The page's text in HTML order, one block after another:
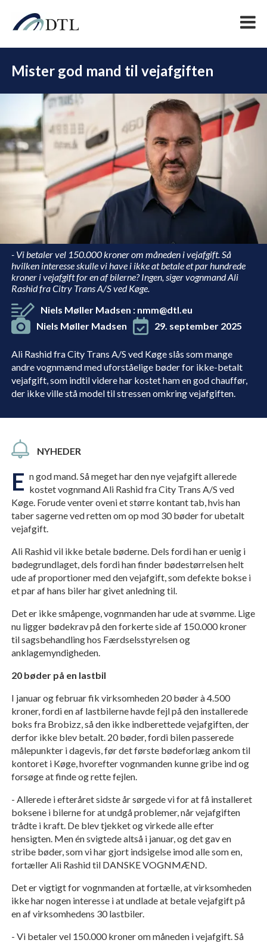
DEL
NYHEDER
Mister god mand til vejafgiften
Ali Rashid fra City Trans A/S ved Køge slås som mange
andre vognmænd med uforståelige bøder for ikke-betalt
vejafgift, som indtil videre har kostet ham en god chauffør,
der ikke ville stå model til stressen omkring vejafgiften.
- Vi betaler vel 150.000 kroner om måneden i vejafgift. Så
hvilken interesse skulle vi have i ikke at betale et par hundrede
kroner i vejafgift for en af bilerne? Ingen, siger vognmand Ali
Rashid fra Citry Trans A/S ved Køge.
Niels Møller Madsen : nmm@dtl.eu
Niels Møller Madsen
29. september 2025
E n god mand. Så meget har den nye vejafgift allerede
kostet vognmand Ali Rashid fra City Trans A/S ved
Køge. Forude venter oveni et større kontant tab, hvis han
taber sagerne ved retten om op mod 30 bøder for ubetalt
vejafgift.
Ali Rashid vil ikke betale bøderne. Dels fordi han er uenig i
bødegrundlaget, dels fordi han finder bødestørrelsen helt
ude af proportioner med den vejafgift, som defekte bokse i
et par af hans biler har givet anledning til.
Det er ikke småpenge, vognmanden har ude at svømme. Lige
nu ligger bødekrav på den forkerte side af 150.000 kroner
til sagsbehandling hos Færdselsstyrelsen og
anklagemyndigheden.
20 bøder på en lastbil
I januar og februar fik virksomheden 20 bøder à 4.500
kroner, fordi en af lastbilerne havde fejl på den installerede
boks fra Brobizz, så den ikke indberettede vejafgiften, der
derfor ikke blev betalt. 20 bøder, fordi bilen passerede
målepunkter i dagevis, før det første bødeforlæg ankom til
kontoret i Køge, hvorefter vognmanden kunne gribe ind og
forsøge at finde og rette fejlen.
- Allerede i efteråret sidste år sørgede vi for at få installeret
boksene i bilerne for at undgå problemer, når vejafgiften
trådte i kraft. De blev tjekket og virkede alle efter
hensigten. Men én svigtede altså i januar, og det gav en
stribe bøder, som vi har gjort indsigelse imod alle som en,
fortæller Ali Rashid til DANSKE VOGNMÆND.
Det er vigtigt for vognmanden at fortælle, at virksomheden
ikke har nogen interesse i at undlade at betale vejafgift på
en af virksomhedens 30 lastbiler.
- Vi betaler vel 150.000 kroner om måneden i vejafgift. Så